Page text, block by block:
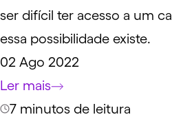
ser difícil ter acesso a um
essa possibilidade existe.
02 Ago 2022
Ler mais
7 minutos de leitura